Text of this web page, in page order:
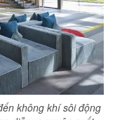
không khí sôi động